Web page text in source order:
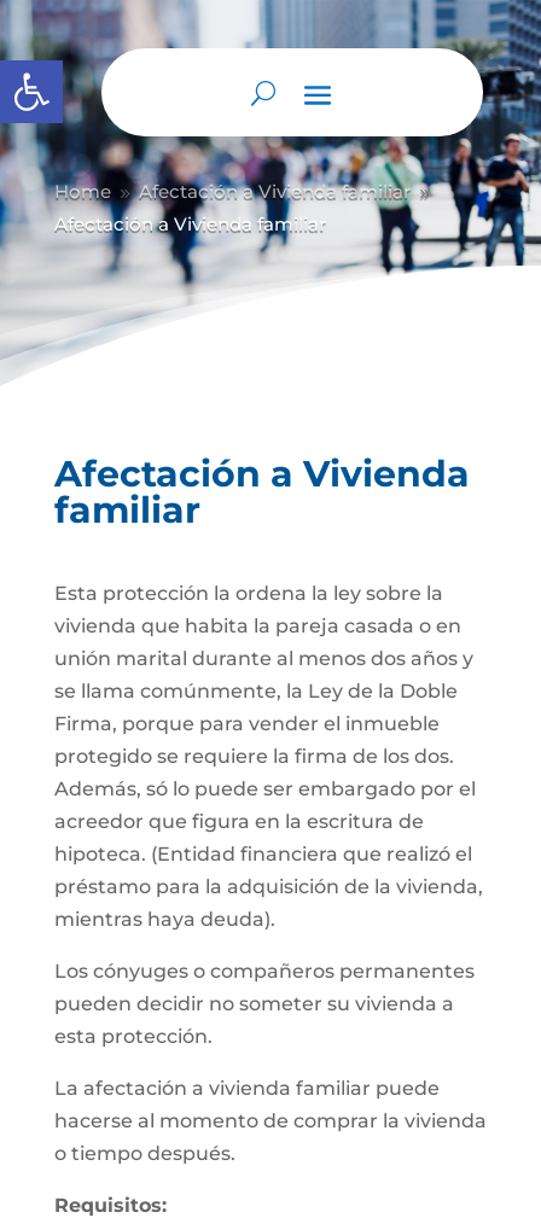
Abrir barra de herramientas
Home 9 Afectación a Vivienda familiar 9
Afectación a Vivienda familiar
Afectación a Vivienda
familiar
Esta protección la ordena la ley sobre la
vivienda que habita la pareja casada o en
unión marital durante al menos dos años y
se llama comúnmente, la Ley de la Doble
Firma, porque para vender el inmueble
protegido se requiere la firma de los dos.
Además, só lo puede ser embargado por el
acreedor que figura en la escritura de
hipoteca. (Entidad financiera que realizó el
préstamo para la adquisición de la vivienda,
mientras haya deuda).
Los cónyuges o compañeros permanentes
pueden decidir no someter su vivienda a
esta protección.
La afectación a vivienda familiar puede
hacerse al momento de comprar la vivienda
o tiempo después.
Requisitos: